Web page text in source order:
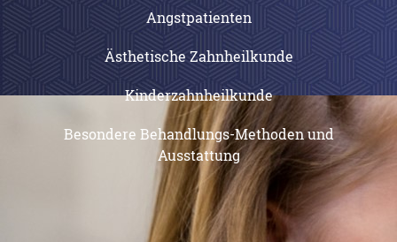
Angstpatienten
Ästhetische Zahnheilkunde
Kinderzahnheilkunde
Besondere Behandlungs-Methoden und
Ausstattung